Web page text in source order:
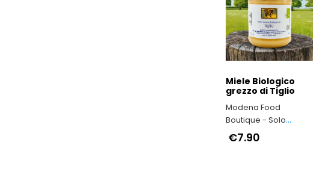
Miele Biologico
grezzo di Tiglio
Modena Food
Boutique - Solo
Prodotti Tipici della
€7.90